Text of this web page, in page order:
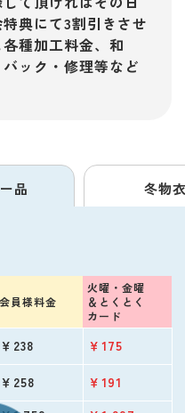
典にて3割引きさせ
種加工料金、和
ック・修理等など
品 冬物
会員様料金
火曜・金曜
＆ とくとく
カード
￥238 ￥175
￥258 ￥191